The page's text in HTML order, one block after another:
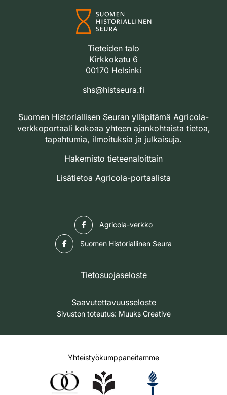
Tieteiden talo
Kirkkokatu 6
00170 Helsinki
shs@histseura.fi
Suomen Historiallisen Seuran ylläpitämä Agricola-
verkkoportaali kokoaa yhteen ajankohtaista tietoa,
tapahtumia, ilmoituksia ja julkaisuja.
Hakemisto tieteenaloittain
Lisätietoa Agricola-portaalista
Agricola-verkko
Suomen Historiallinen Seura
Tietosuojaseloste
Saavutettavuusseloste
Sivuston toteutus: Muuks Creative
Yhteistyökumppaneitamme